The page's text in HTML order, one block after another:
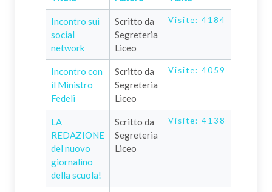
Incontro sui
social
network
Scritto da
Segreteria
Liceo
Visite: 4184
Incontro con
il Ministro
Fedeli
Scritto da
Segreteria
Liceo
Visite: 4059
LA
REDAZIONE
del nuovo
giornalino
della scuola!
Scritto da
Segreteria
Liceo
Visite: 4138